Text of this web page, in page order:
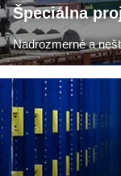
Špeciálna
Nadrozmerné a